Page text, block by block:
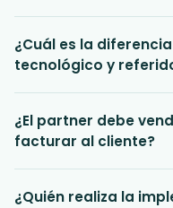
¿Cuál es la
tecnológico y
¿El partner debe
facturar al cliente?
¿Quién realiza la